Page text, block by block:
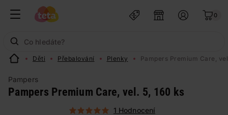
0
Děti Přebalování Plenky Pampers Premium Care,
Pampers
Pampers Premium Care, vel. 5, 160 ks
1 Hodnocení